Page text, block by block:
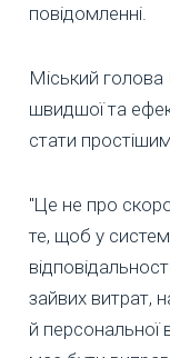
повідомленні.
Міський голова
швидшої та
стати
"Це не про
те, щоб у
зайвих витрат,
й персональної